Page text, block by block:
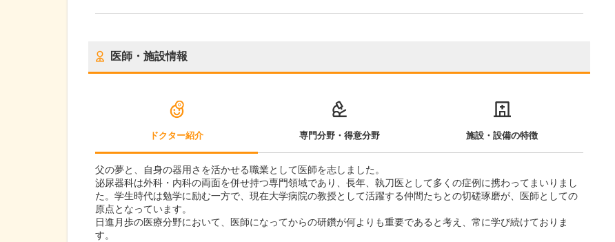
医師・施設情報
ドクター紹介 専門分野・得意分野 施設・設備の特徴
父の夢と、自身の器用さを活かせる職業として医師を志しました。
泌尿器科は外科・内科の両面を併せ持つ専門領域であり、長年、執刀医として多くの症例に携わってまいりまし
た。学生時代は勉学に励む一方で、現在大学病院の教授として活躍する仲間たちとの切磋琢磨が、医師としての
原点となっています。
日進月歩の医療分野において、医師になってからの研鑽が何よりも重要であると考え、常に学び続けておりま
す。